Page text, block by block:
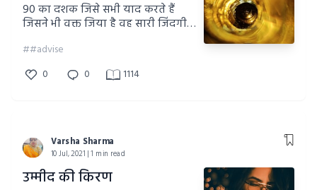
90 का दशक जिसे सभी याद करते हैं
जिसने भी वक्त जिया है वह सारी जिंदगी
जिंदगी बहुत खूबसूरत थी
##advise
0
0 1114
Varsha Sharma
10 Jul, 2021 | 1 min read
उम्मीद की किरण